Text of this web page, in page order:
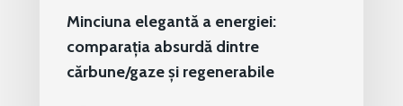
Minciuna elegantă a energiei:
comparația absurdă dintre
cărbune/gaze și regenerabile